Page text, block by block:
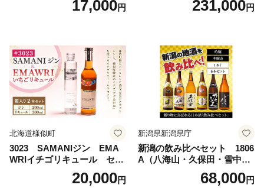
ビール工場〉群馬※沖縄・離
17,000円
ビール 究極の辛口 酒 お酒 ア
uper dry 11回 缶ビール 缶 ギ
フト 内祝い 茨城県守谷市 送
料無料
231,000円
北海道様似町
3023 SAMANIジン EMA
WRIイチゴリキュール セッ
ト（箱入り）【大人の味 酒
お酒 洋酒 スピリッツ クラフ
20,000円
新潟県新潟県庁
新潟の飲み比べセット 1806
A（八海山・久保田・雪中
梅・越乃寒梅・かたふね・千
68,000円